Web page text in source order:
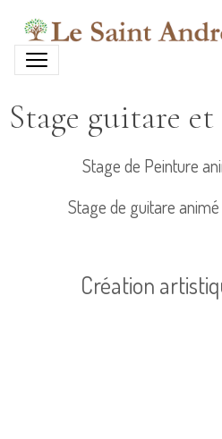
Stage guitare
Stage de Peinture
Stage de guitare
Création